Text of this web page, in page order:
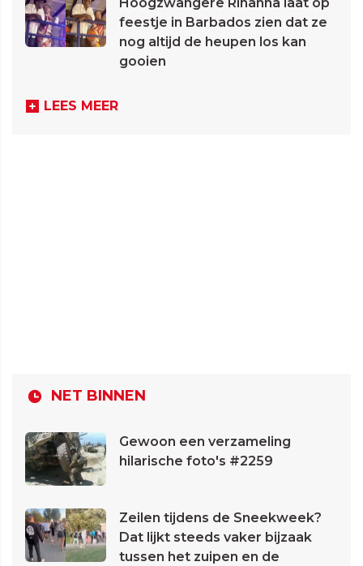
feestje in Barbados zien dat ze
nog altijd de heupen los kan
gooien
LEES MEER
NET BINNEN
Gewoon een verzameling
hilarische foto's #2259
Zeilen tijdens de Sneekweek?
Dat lijkt steeds vaker bijzaak
tussen het zuipen en de